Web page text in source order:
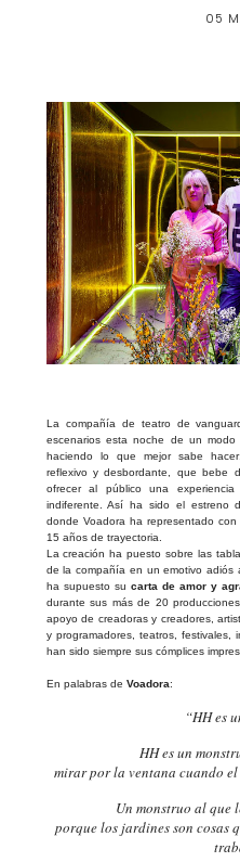
05
La compañía de teatro de
escenarios esta noche de un
haciendo lo que mejor sabe
reflexivo y desbordante, que bebe
ofrecer al público una
indiferente. Así ha sido el estreno
donde Voadora ha representado con
15 años de trayectoria.
La creación ha puesto sobre las
de la compañía en un emotivo adiós
ha supuesto su carta de amor y
durante sus más de 20
apoyo de creadoras y creadores,
y programadores, teatros, festivales,
han sido siempre sus cómplices
En palabras de Voadora:
“HH es
HH es un
mirar por la ventana cuando el
Un monstruo al que
porque los jardines son cosas